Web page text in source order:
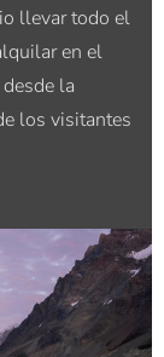
llevar todo el
en el
la
los visitantes